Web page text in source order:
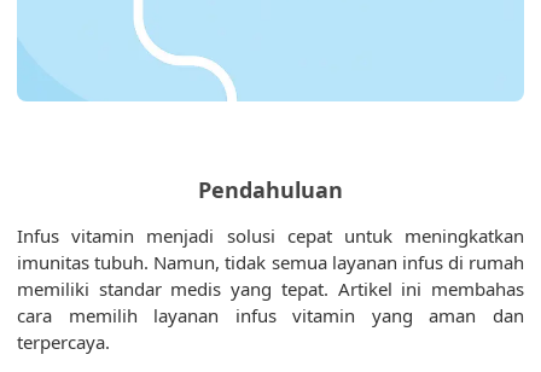
Pendahuluan
Infus vitamin menjadi solusi cepat untuk meningkatkan
imunitas tubuh. Namun, tidak semua layanan infus di rumah
memiliki standar medis yang tepat. Artikel ini membahas
cara memilih layanan infus vitamin yang aman dan
terpercaya.